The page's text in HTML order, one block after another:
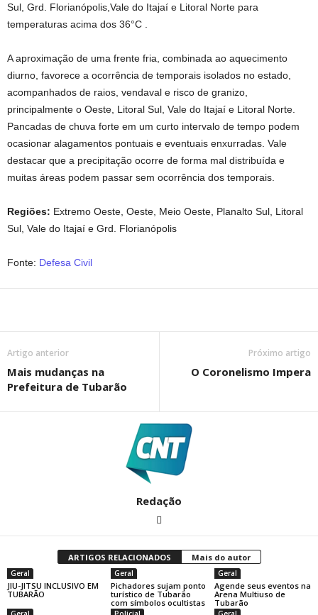
Sul, Grd. Florianópolis,Vale do Itajaí e Litoral Norte para
temperaturas acima dos 36°C .
A aproximação de uma frente fria, combinada ao aquecimento
diurno, favorece a ocorrência de temporais isolados no estado,
acompanhados de raios, vendaval e risco de granizo,
principalmente o Oeste, Litoral Sul, Vale do Itajaí e Litoral Norte.
Pancadas de chuva forte em um curto intervalo de tempo podem
ocasionar alagamentos pontuais e eventuais enxurradas. Vale
destacar que a precipitação ocorre de forma mal distribuída e
muitas áreas podem passar sem ocorrência dos temporais.
Regiões: Extremo Oeste, Oeste, Meio Oeste, Planalto Sul, Litoral
Sul, Vale do Itajaí e Grd. Florianópolis
Fonte: Defesa Civil
Artigo anterior
Mais mudanças na
Prefeitura de Tubarão
Próximo artigo
O Coronelismo Impera
Redação
ARTIGOS RELACIONADOS Mais do autor
Geral
JIU-JITSU INCLUSIVO EM
TUBARÃO
Geral
Pichadores sujam ponto
turístico de Tubarão
com símbolos ocultistas
Geral
Agende seus eventos na
Arena Multiuso de
Tubarão